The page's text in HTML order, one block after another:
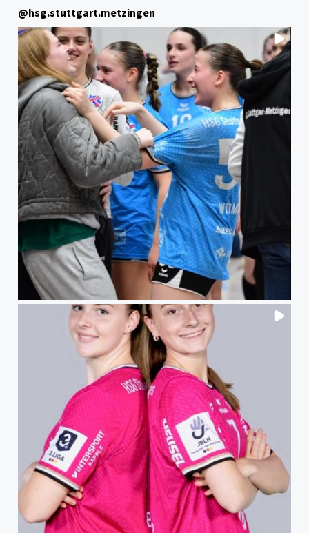
WÜRTTEMBERG
OBERLIGA!"
@hsg.stuttgart.metzingen